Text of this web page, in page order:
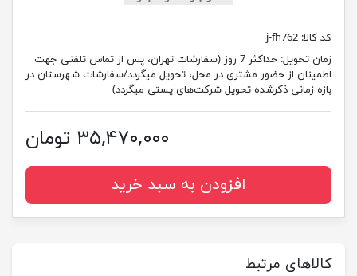
کد کالا: j-fh762
زمان تحویل:
حداکثر 7 روز (سفارشات تهران، پس از تماس تلفنی جهت
اطمینان از حضور مشتری در محل، تحویل میگردد/سفارشات شهرستان در
بازه زمانی ذکرشده تحویل شرکت‌های پستی میگردد)
۳۵,۴۷۰,۰۰۰ تومان
افزودن به سبد خرید
کالاهای مرتبط